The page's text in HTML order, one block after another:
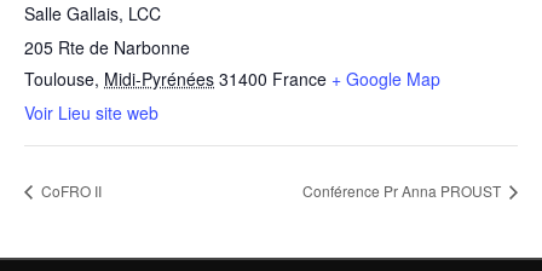
Salle Gallais, LCC
205 Rte de Narbonne
Toulouse, Midi-Pyrénées 31400 France + Google Map
Voir Lieu site web
CoFRO II Conférence Pr Anna PROUST